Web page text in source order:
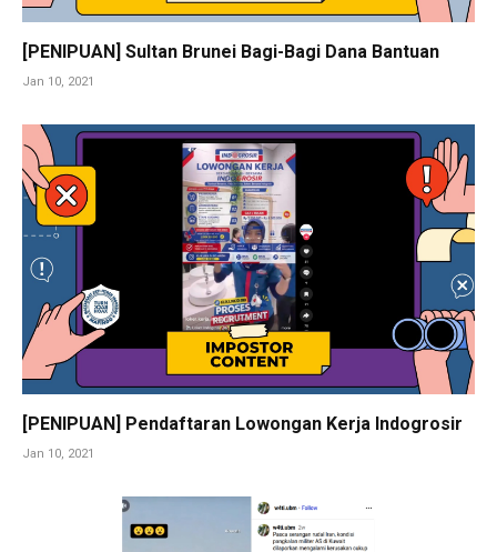
[PENIPUAN] Sultan Brunei Bagi-Bagi Dana Bantuan
Jan 10, 2021
[PENIPUAN] Pendaftaran Lowongan Kerja Indogrosir
Jan 10, 2021